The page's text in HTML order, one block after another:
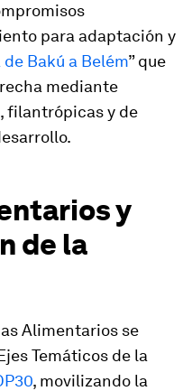
para adaptación y
Bakú a Belém” que
mediante
filantrópicas y de
y
de la
Alimentarios se
Temáticos de la
, movilizando la